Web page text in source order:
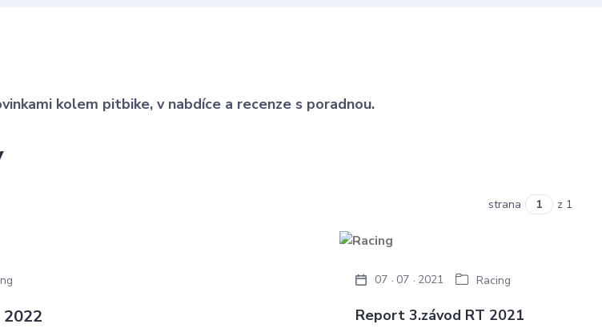
kolem pitbike, v nabdíce a recenze s poradnou.
strana z 1
Report 3.závod RT 2021
07 07 2021 Racing